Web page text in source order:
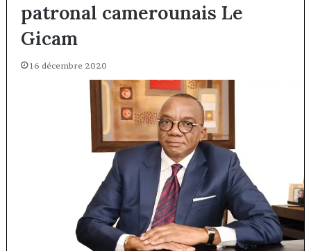
patronal camerounais Le
Gicam
16 décembre 2020